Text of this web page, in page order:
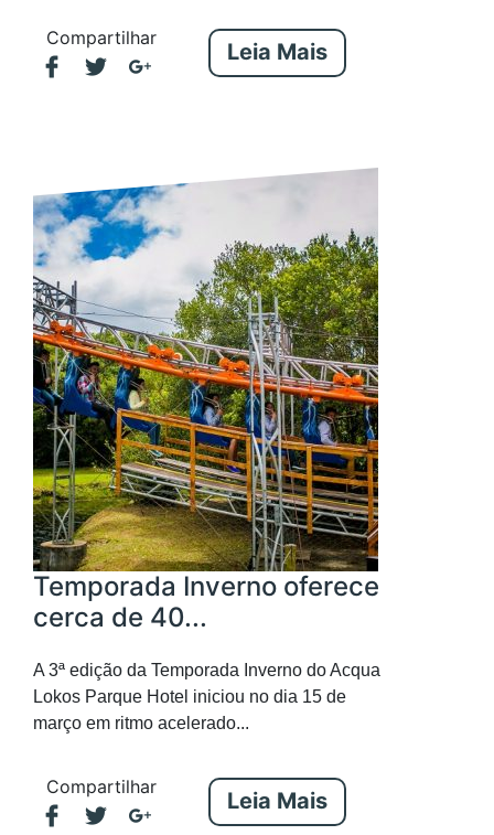
Compartilhar
Leia Mais
Temporada Inverno oferece
cerca de 40...
A 3ª edição da Temporada Inverno do Acqua
Lokos Parque Hotel iniciou no dia 15 de
março em ritmo acelerado...
Compartilhar
Leia Mais